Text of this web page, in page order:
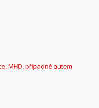
MHD, případně autem